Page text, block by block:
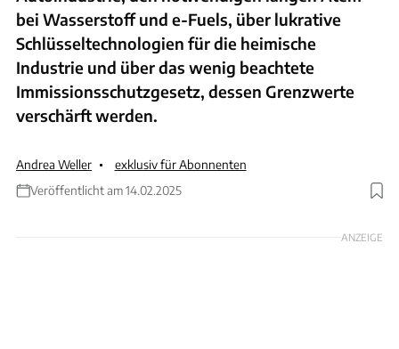
bei Wasserstoff und e-Fuels, über lukrative
Schlüsseltechnologien für die heimische
Industrie und über das wenig beachtete
Immissionsschutzgesetz, dessen Grenzwerte
verschärft werden.
Andrea Weller
exklusiv für Abonnenten
Veröffentlicht am 14.02.2025
Foto: KD BUSCH.COM
ANZEIGE